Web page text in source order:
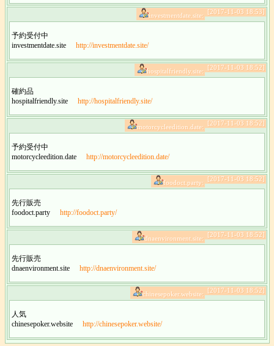
[2017-11-03 18:53]
investmentdate.site:
予約受付中
investmentdate.site
http://investmentdate.site/
[2017-11-03 18:52]
hospitalfriendly.site:
確約品
hospitalfriendly.site
http://hospitalfriendly.site/
[2017-11-03 18:52]
motorcycleedition.date:
予約受付中
motorcycleedition.date
http://motorcycleedition.date/
[2017-11-03 18:52]
foodoct.party:
先行販売
foodoct.party
http://foodoct.party/
[2017-11-03 18:52]
dnaenvironment.site:
先行販売
dnaenvironment.site
http://dnaenvironment.site/
[2017-11-03 18:52]
chinesepoker.website:
人気
chinesepoker.website
http://chinesepoker.website/